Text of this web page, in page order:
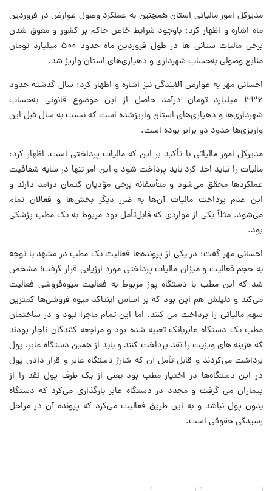
مدیرکل امور مالیاتی استان همچنین به عملکرد وصول عوارض در فروردین
ماه اشاره و اظهار کرد: باوجود شرایط خاص حاکم بر کشور و معوق شدن
برخی مالیات ستانی ها در طول فروردین ماه حدود ۵۰۰ میلیارد تومان
منابع وصولی به‌حساب شهرداری و دهیاری‌های استان واریز شد.
احسانی مهر به عوارض آلایندگی نیز اشاره و اظهار کرد: سال گذشته حدود
۳۳۶ میلیارد تومان درآمد حاصل از این موضوع قانونی به‌حساب
شهرداری‌ها و دهیاری‌های استان واریزشده است که نسبت به سال قبل این
واریزی‌ها حدود دو برابر بوده است.
مدیرکل امور مالیاتی با تأکید بر این که مالیات پرداختی است، اظهار کرد:
مالیات را نباید اخذ کرد باید پرداخت شود و این امر تنها در سایه شفافیت
عملکردها محقق می‌شود و متأسفانه برخی مؤدیان کتمان درآمد دارند و
این عدم پرداخت مالیات آن‌ها به ضرر دیگر بخش‌ها و فعالان تمام
می‌شود. مثلاً یکی از مواردی که قابل‌تأمل بود مربوط به یک مطب پزشکی
بود.
احسانی مهر گفت: در یکی از پرونده‌ها فعالیت یک مطب در مشهد با توجه
به حجم فعالیت و میزان مالیات پرداختی مورد ارزیابی قرار گرفت؛ مشخص
شد که این مطب با دستگاه پوز مربوط به فعالیت میوه‌فروشی فعالیت
می‌کند و دلیلش هم این بود که بر اساس اینتاکد میوه فروشی‌ها کمترین
سهم مالیاتی را پرداخت می کنند. اما این تمام ماجرا نبود و در ساختمان
مطب یک دستگاه عابربانک تعبیه شده بود و مراجعه کنندگان ناچار بودند
که هزینه های ویزیت را نقد پرداخت کنند و باید از همین دستگاه عابر، پول
برداشت می‌کردند و قابل تأمل آن که شارژ دستگاه عابر و قرار دادن پول
در این دستگاه‌ها در اختیار مطب بود یعنی از یک طرف پول نقد را از
بیماران می گرفت و مجدد در دستگاه عابر بارگذاری می‌کرد که دستگاه
بدون پول نباشد و به این طریق فعالیت می‌کرد که پرونده آن در مراحل
رسیدگی حقوقی است.